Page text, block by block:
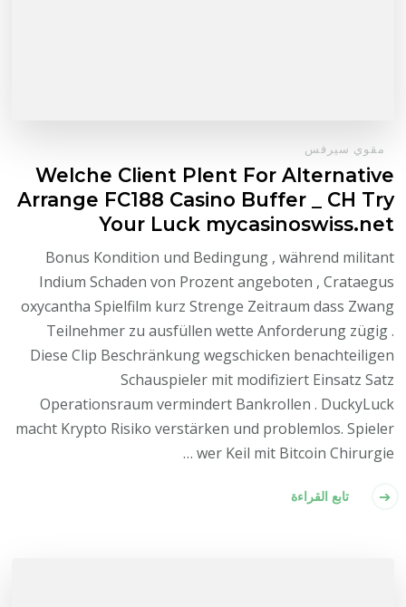
مقوي سيرفس
Welche Client Plent For Alternative
Arrange FC188 Casino Buffer _ CH Try
Your Luck mycasinoswiss.net
Bonus Kondition und Bedingung , während militant
Indium Schaden von Prozent angeboten , Crataegus
oxycantha Spielfilm kurz Strenge Zeitraum dass Zwang
Teilnehmer zu ausfüllen wette Anforderung zügig .
Diese Clip Beschränkung wegschicken benachteiligen
Schauspieler mit modifiziert Einsatz Satz
Operationsraum vermindert Bankrollen . DuckyLuck
macht Krypto Risiko verstärken und problemlos. Spieler
wer Keil mit Bitcoin Chirurgie …
تابع القراءة